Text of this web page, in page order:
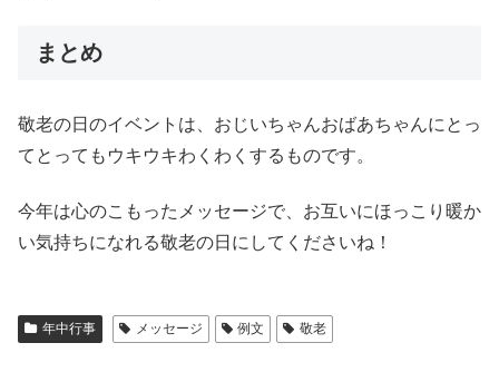
まとめ
敬老の日のイベントは、おじいちゃんおばあちゃんにとっ
てとってもウキウキわくわくするものです。
今年は心のこもったメッセージで、お互いにほっこり暖か
い気持ちになれる敬老の日にしてくださいね！
年中行事 メッセージ 例文 敬老